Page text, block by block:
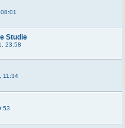
Studie
23:58
11:34